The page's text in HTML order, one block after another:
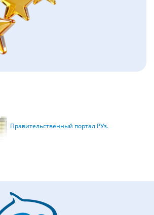
Правительственный портал РУз.